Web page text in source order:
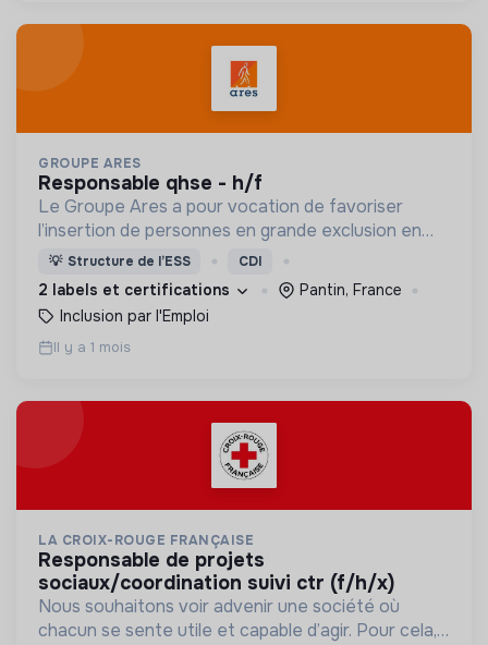
GROUPE ARES
responsable qhse - h/f
Le Groupe Ares a pour vocation de favoriser
l’insertion de personnes en grande exclusion en
leur offrant un travail et un accompagnement
social adaptés.
💡 Structure de l’ESS CDI
2 labels et certifications
Pantin, France
Inclusion par l'Emploi
Il y a 1 mois
LA CROIX-ROUGE FRANÇAISE
responsable de projets
sociaux/coordination suivi ctr (f/h/x)
Nous souhaitons voir advenir une société où
chacun se sente utile et capable d’agir. Pour cela,